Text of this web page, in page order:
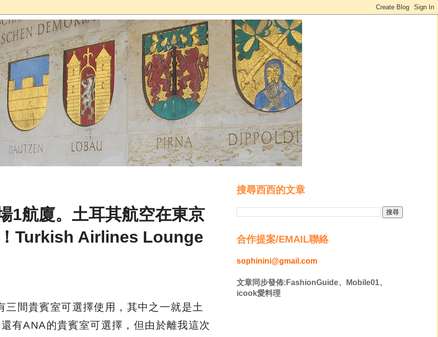
1航廈。土耳其航空在東京
Turkish Airlines Lounge
間貴賓室可選擇使用，其中之一就是土
有ANA的貴賓室可選擇，但由於離我這次
搜尋西西的文章
合作提案/EMAIL聯絡
sophinini@gmail.com
文章同步發佈:FashionGuide、Mobile01、
icook愛料理